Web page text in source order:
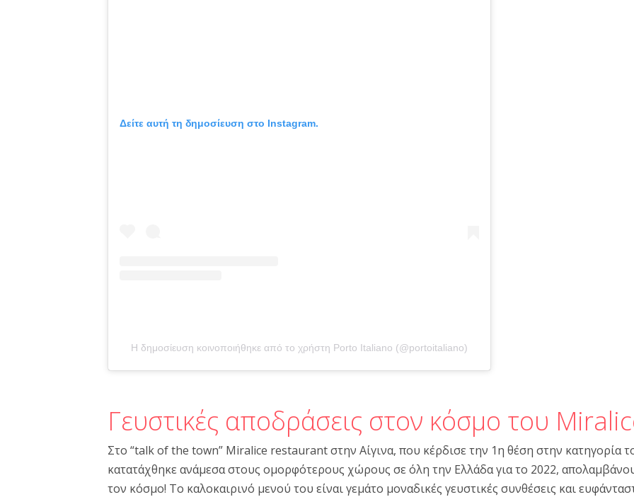
Δείτε αυτή τη δημοσίευση στο Instagram.
Η δημοσίευση κοινοποιήθηκε από το χρήστη Porto Italiano (@portoitaliano)
Γευστικές αποδράσεις στον κόσμο του
Στο “talk of the town” Miralice restaurant στην Αίγινα, που κέρδισε την 1η θέση στην κατηγορία
κατατάχθηκε ανάμεσα στους ομορφότερους χώρους σε όλη την Ελλάδα για το 2022,
τον κόσμο! Το καλοκαιρινό μενού του είναι γεμάτο μοναδικές γευστικές συνθέσεις και